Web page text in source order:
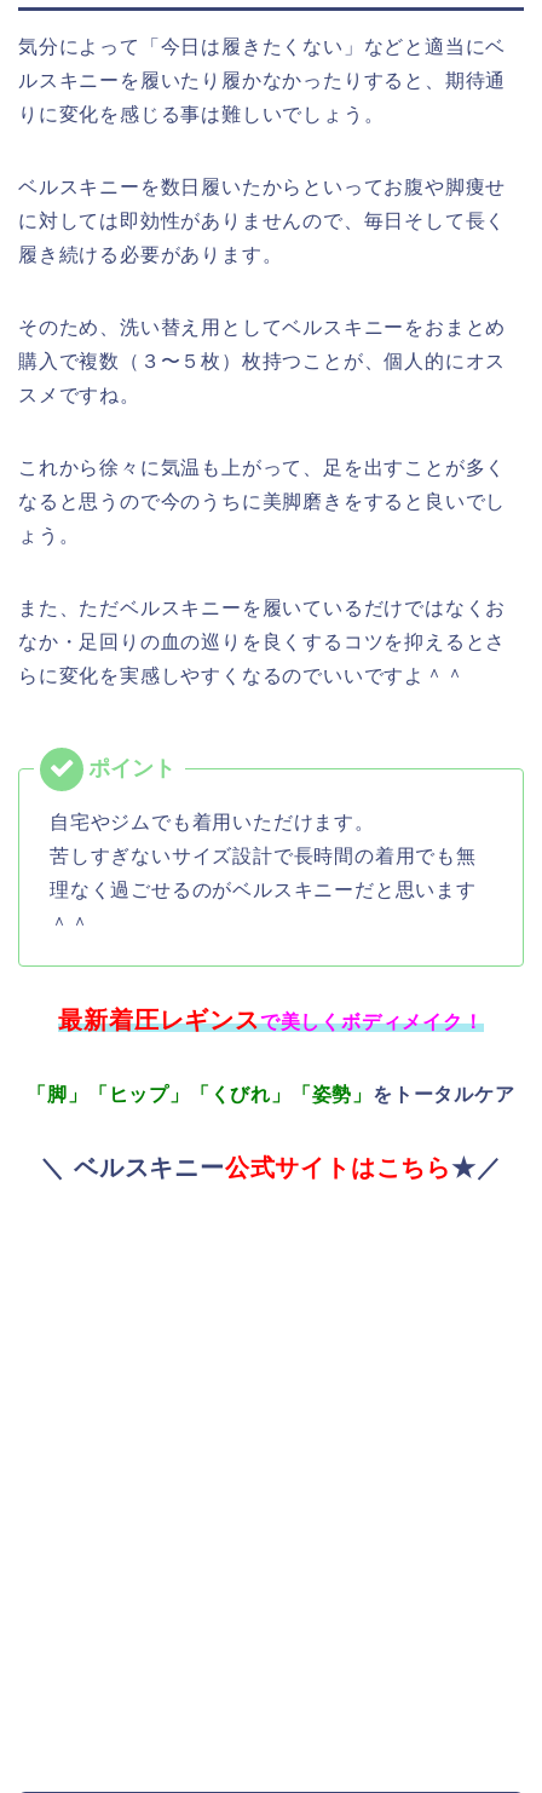
気分によって「今日は履きたくない」などと適当にベ
ルスキニーを履いたり履かなかったりすると、期待通
りに変化を感じる事は難しいでしょう。
ベルスキニーを数日履いたからといってお腹や脚痩せ
に対しては即効性がありませんので、毎日そして長く
履き続ける必要があります。
そのため、洗い替え用としてベルスキニーをおまとめ
購入で複数（３〜５枚）枚持つことが、個人的にオス
スメですね。
これから徐々に気温も上がって、足を出すことが多く
なると思うので今のうちに美脚磨きをすると良いでし
ょう。
また、ただベルスキニーを履いているだけではなくお
なか・足回りの血の巡りを良くするコツを抑えるとさ
らに変化を実感しやすくなるのでいいですよ＾＾
自宅やジムでも着用いただけます。
苦しすぎないサイズ設計で長時間の着用でも無
理なく過ごせるのがベルスキニーだと思います
＾＾
最新着圧レギンスで美しくボディメイク！
「脚」「ヒップ」「くびれ」「姿勢」 をトータルケア
＼ ベルスキニー公式サイトはこちら★／